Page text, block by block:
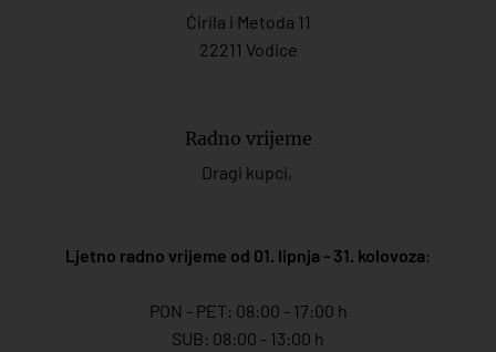
Ćirila i Metoda 11
22211 Vodice
Radno vrijeme
Dragi kupci,
Ljetno radno vrijeme od 01. lipnja - 31. kolovoza:
PON - PET: 08:00 - 17:00 h
SUB: 08:00 - 13:00 h